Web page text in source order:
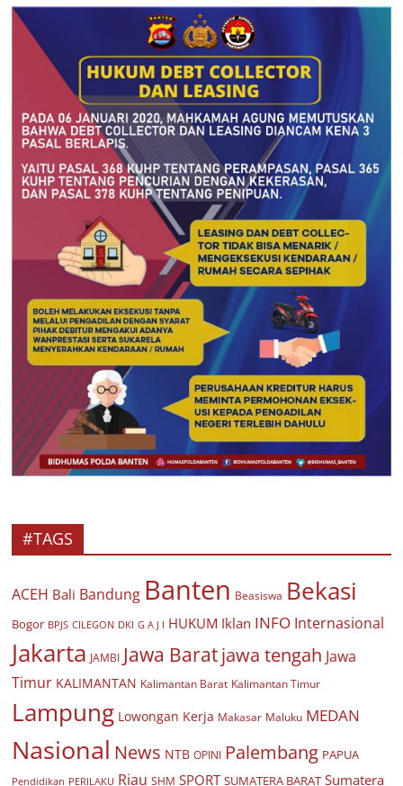
#TAGS
ACEH Bali Bandung Banten Beasiswa Bekasi
Bogor BPJS CILEGON DKI G A J I HUKUM Iklan INFO Internasional
Jakarta JAMBI Jawa Baratjawa tengah Jawa
Timur KALIMANTAN Kalimantan Barat Kalimantan Timur
Lampung Lowongan Kerja Makasar Maluku MEDAN
Nasional News NTB OPINI Palembang PAPUA
Pendidikan PERILAKU Riau SHM SPORT SUMATERA BARAT Sumatera